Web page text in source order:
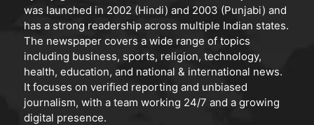
was launched in 2002 (Hindi) and 2003 (Punjabi) and
has a strong readership across multiple Indian states.
The newspaper covers a wide range of topics
including business, sports, religion, technology,
health, education, and national & international news.
It focuses on verified reporting and unbiased
journalism, with a team working 24/7 and a growing
digital presence.